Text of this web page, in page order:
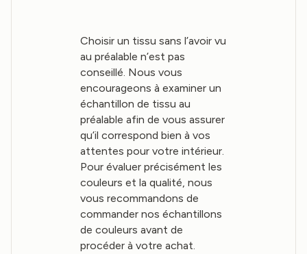
Choisir un tissu sans l’avoir vu
au préalable n’est pas
conseillé. Nous vous
encourageons à examiner un
échantillon de tissu au
préalable afin de vous assurer
qu’il correspond bien à vos
attentes pour votre intérieur.
Pour évaluer précisément les
couleurs et la qualité, nous
vous recommandons de
commander nos échantillons
de couleurs avant de
procéder à votre achat.